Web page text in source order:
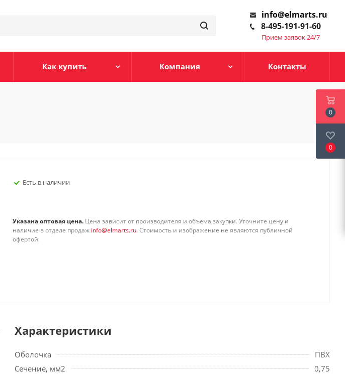
info@elmarts.ru
8-495-191-91-60
Прием заявок 24/7
Как купить Компания Контакты
Есть в наличии
Указана оптовая цена. Цена зависит от производителя и объема закупки. Уточните цену и
наличие в отделе продаж info@elmarts.ru. Стоимость и изображение не являются публичной
офертой.
Характеристики
Оболочка
ПВХ
Сечение, мм2
0,75
0
0